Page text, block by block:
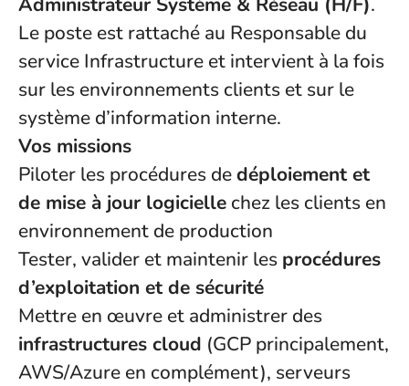
Le poste est rattaché au Responsable du
service Infrastructure et intervient à la fois
sur les environnements clients et sur le
système d’information interne.
Vos missions
Piloter les procédures dedéploiement et
de mise à jour logicielle chez les clients en
environnement de production
Tester, valider et maintenir les procédures
d’exploitation et de sécurité
Mettre en œuvre et administrer des
infrastructures cloud (GCP principalement,
AWS/Azure en complément), serveurs